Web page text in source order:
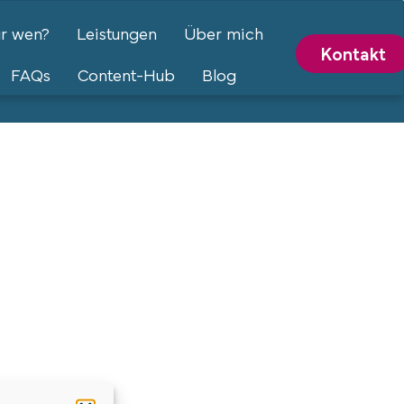
wen? Leistungen
Über mich
FAQs
Content-Hub Blog
Kontakt